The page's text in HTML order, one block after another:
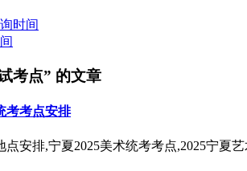
时间
考点” 的文章
考考点安排
点安排,宁夏2025美术统考考点,2025宁夏